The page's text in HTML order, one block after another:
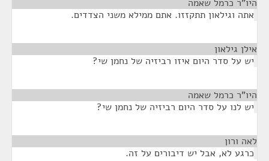
היו"ר כרמל שאמה
אתה וגילאון תתקזזו. אתם ממילא משני הצדדים.
אילן גילאון
יש על סדר היום איזו רביזיה של נחמן שי?
היו"ר כרמל שאמה
יש לנו על סדר היום רביזיה של נחמן שי?
לאה ורון
כרגע לא, אבל יש דיבורים על זה.